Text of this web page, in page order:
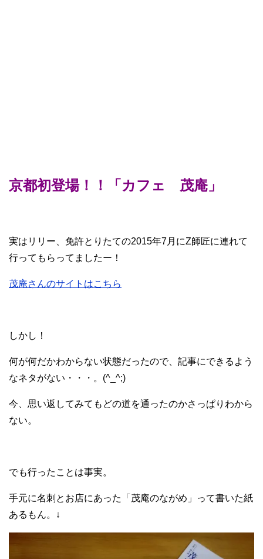
京都初登場！！「カフェ 茂庵」
実はリリー、免許とりたての2015年7月にZ師匠に連れて
行ってもらってましたー！
茂庵さんのサイトはこちら
しかし！
何が何だかわからない状態だったので、記事にできるよう
なネタがない・・・。(^_^;)
今、思い返してみてもどの道を通ったのかさっぱりわから
ない。
でも行ったことは事実。
手元に名刺とお店にあった「茂庵のながめ」って書いた紙
あるもん。↓